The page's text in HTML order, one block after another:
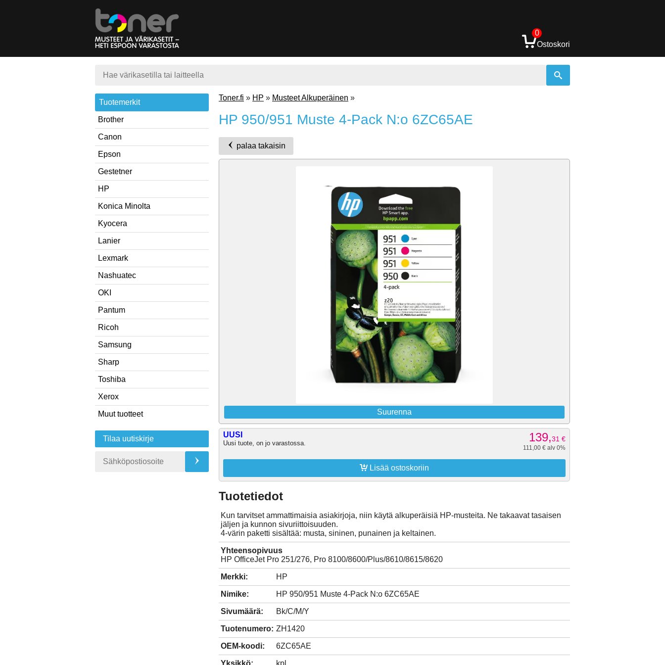
0
Ostoskori
Tuotemerkit
Brother
Canon
Epson
Gestetner
HP
Konica Minolta
Kyocera
Lanier
Lexmark
Nashuatec
OKI
Pantum
Ricoh
Samsung
Sharp
Toshiba
Xerox
Muut tuotteet
Tilaa uutiskirje
Toner.fi » HP » Musteet Alkuperäinen »
HP 950/951 Muste 4-Pack N:o 6ZC65AE
palaa takaisin
Suurenna
UUSI
Uusi tuote, on jo varastossa. 139,31 €
111,00 € alv 0%
 Lisää ostoskoriin
Tuotetiedot
Kun tarvitset ammattimaisia asiakirjoja, niin käytä alkuperäisiä HP-musteita. Ne takaavat tasaisen
jäljen ja kunnon sivuriittoisuuden.
4-värin paketti sisältää: musta, sininen, punainen ja keltainen.
Yhteensopivuus
HP OfficeJet Pro 251/276, Pro 8100/8600/Plus/8610/8615/8620
Merkki: HP
Nimike: HP 950/951 Muste 4-Pack N:o 6ZC65AE
Sivumäärä: Bk/C/M/Y
Tuotenumero: ZH1420
OEM-koodi: 6ZC65AE
Yksikkö: kpl